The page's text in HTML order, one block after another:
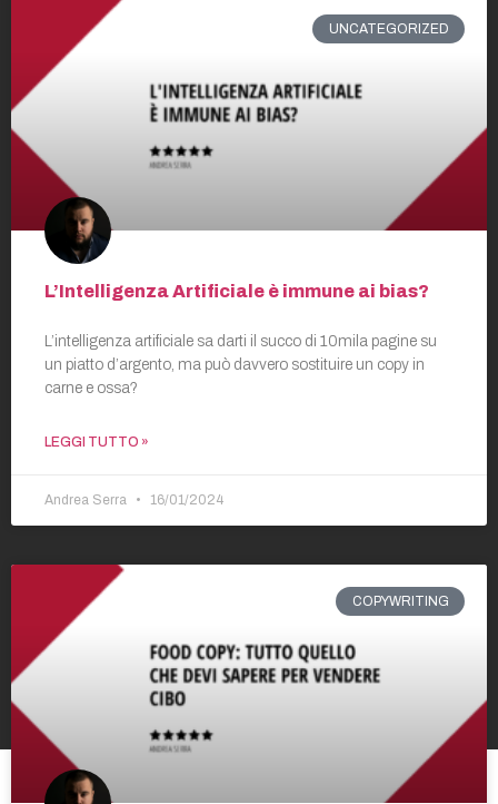
UNCATEGORIZED
L’Intelligenza Artificiale è immune ai bias?
L’intelligenza artificiale sa darti il succo di 10mila pagine su
un piatto d’argento, ma può davvero sostituire un copy in
carne e ossa?
LEGGI TUTTO »
Andrea Serra 16/01/2024
COPYWRITING